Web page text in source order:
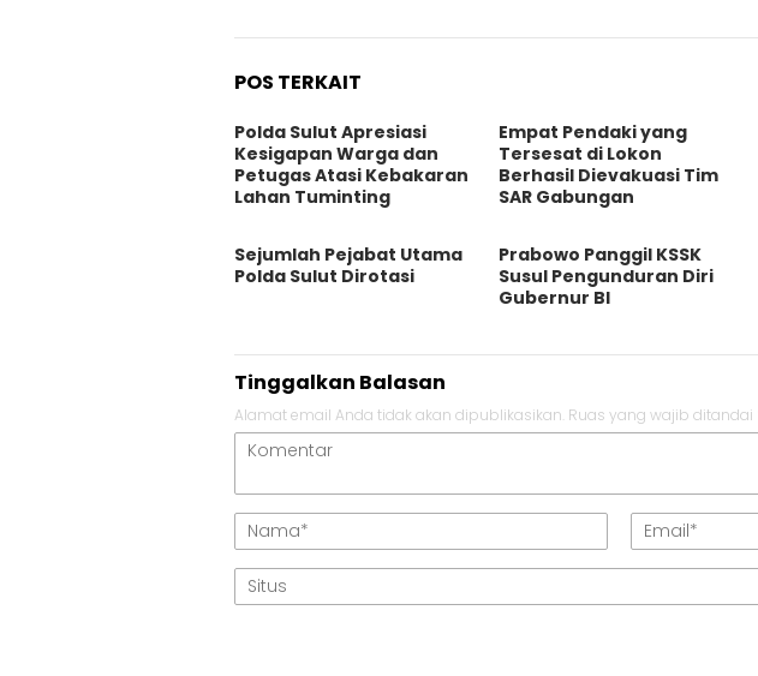
POS TERKAIT
Polda Sulut Apresiasi
Kesigapan Warga dan
Petugas Atasi Kebakaran
Lahan Tuminting
Empat Pendaki yang
Tersesat di Lokon
Berhasil Dievakuasi Tim
SAR Gabungan
Sejumlah Pejabat Utama
Polda Sulut Dirotasi
Prabowo Panggil KSSK
Susul Pengunduran Diri
Gubernur BI
Tinggalkan Balasan
Alamat email Anda tidak akan dipublikasikan. Ruas yang wajib ditandai